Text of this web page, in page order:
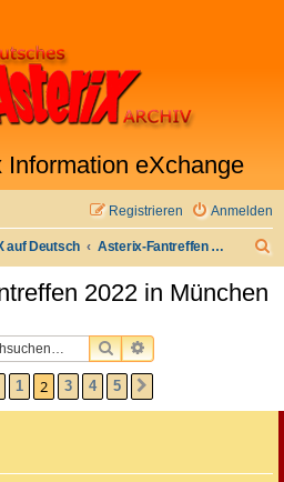
eXchange
Anmelden
Registrieren
auf Deutsch Asterix-Fantreffen & Stammtisch
2022 in München
SUCHEERWEITERTE
VORHERIGE
1 2 3 4 5